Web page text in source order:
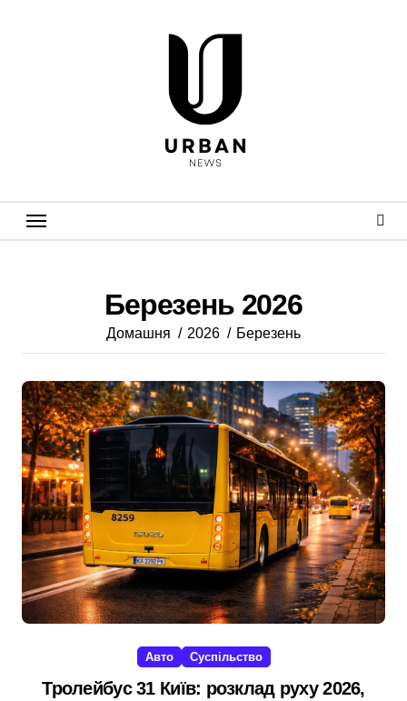
Березень 2026
Домашня 2026 Березень
Авто Суспільство
Тролейбус 31 Київ: розклад руху 2026,